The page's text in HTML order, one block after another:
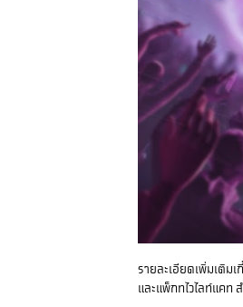
รายละเอียดเพิ่มเติม
และแพ็กทไวไลท์แคท